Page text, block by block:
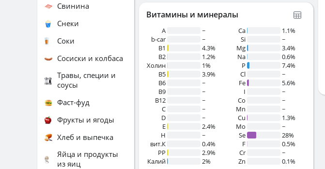
Витамины и минералы
A
~
b-car
~
В1
4.3%
B2
1.2%
Холин
1%
B5
3.9%
B6
~
B9
~
B12
~
C
~
D
~
E
2.4%
H
~
вит.К
0.4%
PP
2.9%
Калий
2%
Ca
1.1%
Si
~
Mg
3.4%
Na
0.6%
P
7.4%
Cl
~
Fe
5.6%
I
~
Co
~
Mn
~
Cu
1.3%
Mo
~
Se
28%
F
0.5%
Cr
~
Zn
0.1%
Свинина
Снеки
Соки
Сосиски и колбаса
Травы, специи и
соусы
Фаст-фуд
Фрукты и ягоды
Хлеб и выпечка
Яйца и продукты
из яиц